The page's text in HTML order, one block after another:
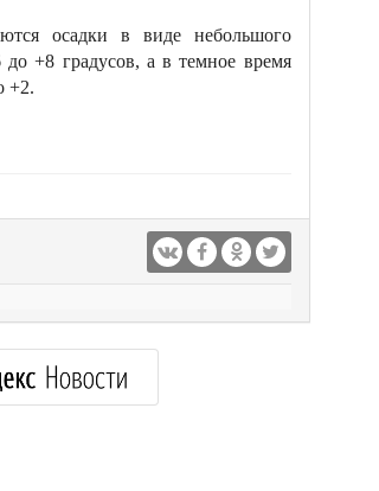
осадки в виде небольшого
+8 градусов, а в темное время
+2.